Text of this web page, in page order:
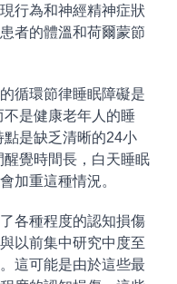
行為和神經精神症狀
者的體溫和荷爾蒙節
循環節律睡眠障礙是
是健康老年人的睡
是缺乏清晰的24小
覺時間長，白天睡眠
加重這種情況。
各種程度的認知損傷
以前集中研究中度至
這可能是由於這些最